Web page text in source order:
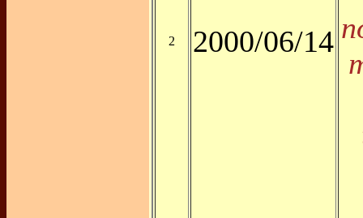
2 2000/06/14